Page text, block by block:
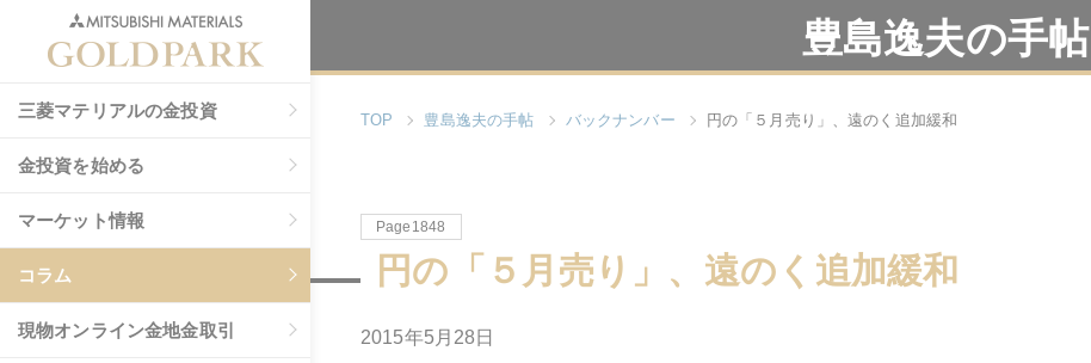
三菱マテリアルの金投資
金投資を始める
マーケット情報
コラム
現物オンライン金地金取引
豊島逸夫の手帖
TOP 豊島逸夫の手帖 バックナンバー 円の「５月売り」、遠のく追加緩和
Page1848
円の「５月売り」、遠のく追加緩和
2015年5月28日